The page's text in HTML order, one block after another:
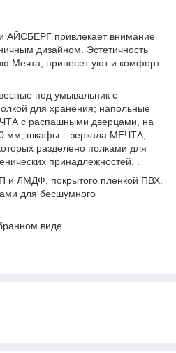
привлекает внимание
дизайном. Эстетичность
Мечта, принесет уют и комфорт
под умывальник с
для хранения; напольные
с распашными дверцами, на
мм; шкафы – зеркала МЕЧТА,
разделено полками для
принадлежностей. .
и ЛМДФ, покрытого пленкой ПВХ.
для бесшумного
виде.